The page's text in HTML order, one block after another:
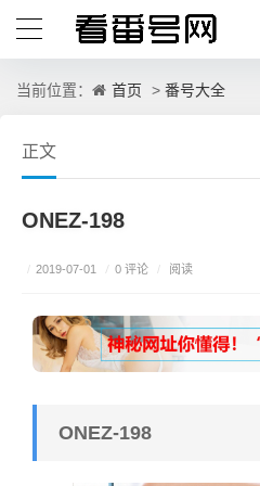
当前位置： 首页 > 番号大全
正文
ONEZ-198
/ 2019-07-01 / 0 评论 / 阅读
ONEZ-198